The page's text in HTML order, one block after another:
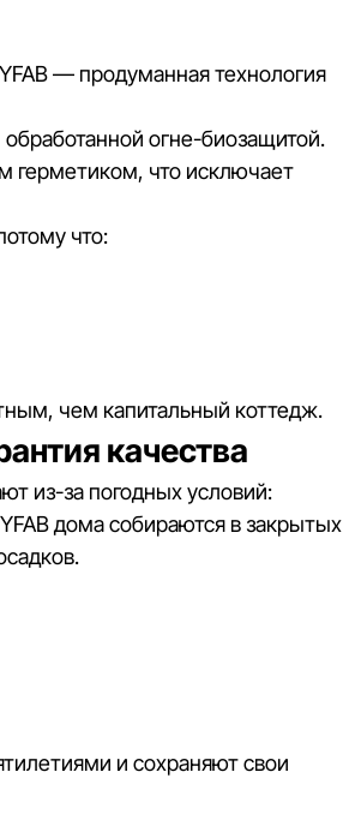
— продуманная технология
огне-биозащитой.
герметиком, что исключает
что:
чем капитальный коттедж.
качества
из-за погодных условий:
дома собираются в закрытых
и сохраняют свои